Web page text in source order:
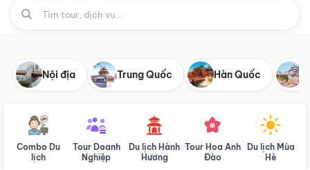
Nội địa Trung Quốc Hàn Quốc
Combo Du
lịch
Tour Doanh
Nghiệp
Du lịch Hành
Hương
Tour Hoa Anh
Đào
Du lịch Mùa
Hè